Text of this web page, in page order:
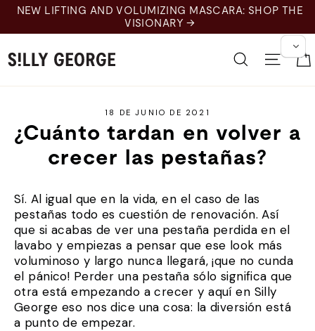
contenido
NEW LIFTING AND VOLUMIZING MASCARA: SHOP THE
VISIONARY →
Buscar en
18 DE JUNIO DE 2021
¿Cuánto tardan en volver a
crecer las pestañas?
Sí. Al igual que en la vida, en el caso de las
pestañas todo es cuestión de renovación. Así
que si acabas de ver una pestaña perdida en el
lavabo y empiezas a pensar que ese look más
voluminoso y largo nunca llegará, ¡que no cunda
el pánico! Perder una pestaña sólo significa que
otra está empezando a crecer y aquí en Silly
George eso nos dice una cosa: la diversión está
a punto de empezar.